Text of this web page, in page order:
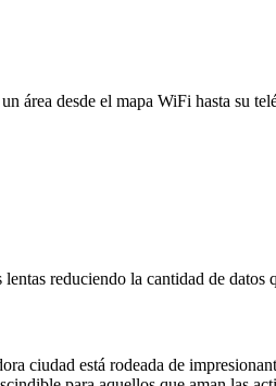
área desde el mapa WiFi hasta su
reduciendo la cantidad de datos
ciudad está rodeada de